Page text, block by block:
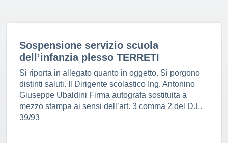
Sospensione servizio scuola
dell’infanzia plesso TERRETI
Si riporta in allegato quanto in oggetto. Si porgono
distinti saluti. Il Dirigente scolastico Ing. Antonino
Giuseppe Ubaldini Firma autografa sostituita a
mezzo stampa ai sensi dell’art. 3 comma 2 del D.L.
39/93